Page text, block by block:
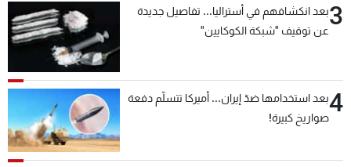
3بعد انكشافهم في أستراليا... تفاصيل جديدة
عن توقيف "شبكة الكوكايين"
4بعد استخدامها ضدّ إيران... أميركا تتسلّم دفعة
صواريخ كبيرة!